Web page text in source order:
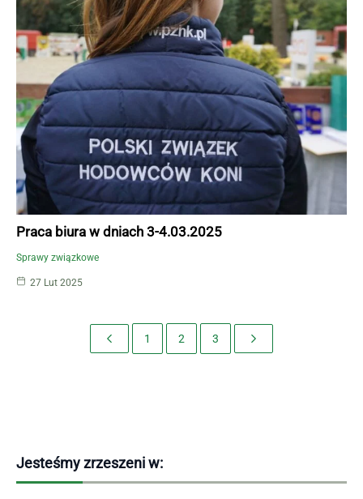
Sprawy związkowe
Praca biura w dniach 3-4.03.2025
27 Lut 2025
1 2 3
Jesteśmy zrzeszeni w: